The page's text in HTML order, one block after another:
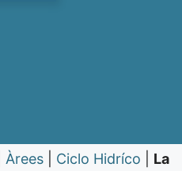
Àrees Ciclo Hidríco
La